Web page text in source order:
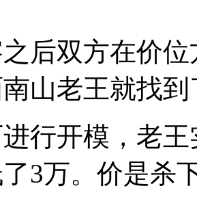
后双方在价
山老王就找
行开模，老
3万。价是杀